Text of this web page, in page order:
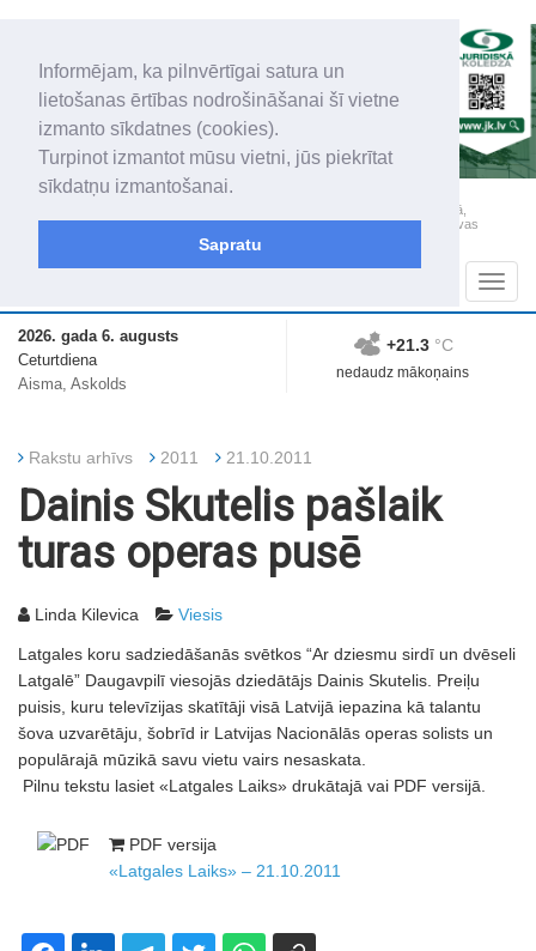
Informējam, ka pilnvērtīgai satura un
lietošanas ērtības nodrošināšanai šī vietne
izmanto sīkdatnes (cookies).
Turpinot izmantot mūsu vietni, jūs piekrītat
sīkdatņu izmantošanai.
Sapratu
„Latgales Laiks” iznāk latviešu un krievu valodās visā Dienvidlatgalē un Sēlijā,
„Latgales Laiks” latviešu valodā aptver Daugavpils valstspilsētu, Augšdaugavas
novadu un apkārtējos novadus un pilsētas.
2026. gada 6. augusts
Ceturtdiena
Aisma, Askolds
+21.3 °C
nedaudz mākoņains
Rakstu arhīvs 2011 21.10.2011
Dainis Skutelis pašlaik
turas operas pusē
Linda Kilevica Viesis
Latgales koru sadziedāšanās svētkos “Ar dziesmu sirdī un dvēseli
Latgalē” Daugavpilī viesojās dziedātājs Dainis Skutelis. Preiļu
puisis, kuru televīzijas skatītāji visā Latvijā iepazina kā talantu
šova uzvarētāju, šobrīd ir Latvijas Nacionālās operas solists un
populārajā mūzikā savu vietu vairs nesaskata.
Pilnu tekstu lasiet «Latgales Laiks» drukātajā vai PDF versijā.
PDF versija
«Latgales Laiks» – 21.10.2011